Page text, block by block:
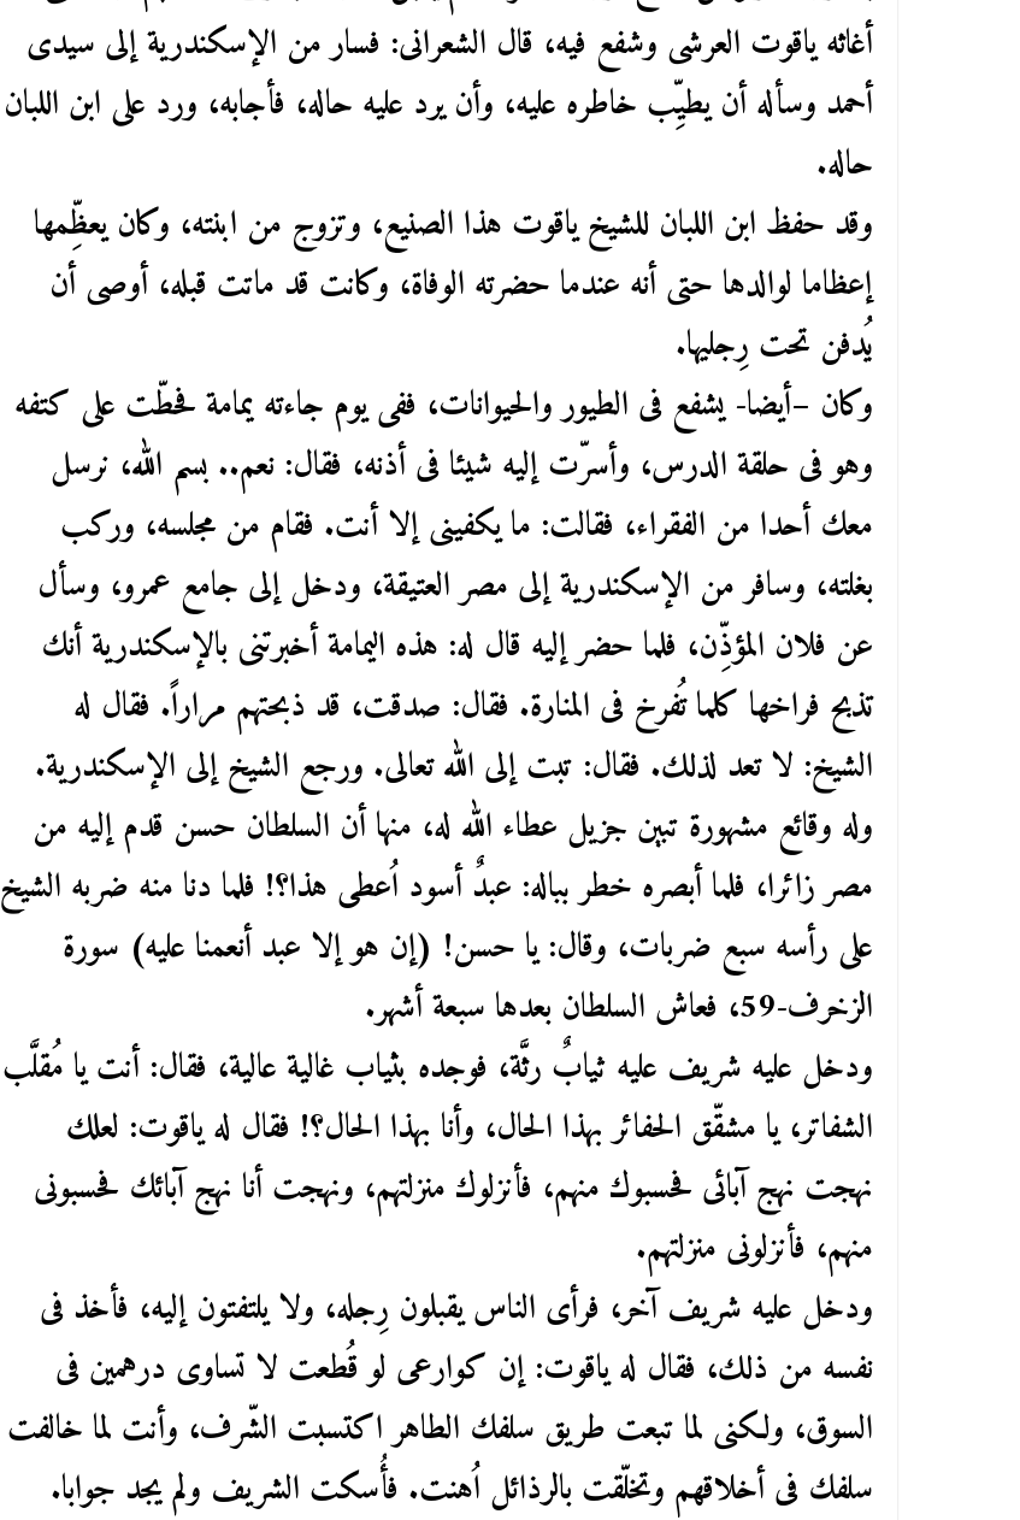
أغاثه ياقوت العرشى وشفع فيه، قال الشعرانى: فسار من الإسكندرية إلى سيدى
أحمد وسأله أن يطيِّب خاطره عليه، وأن يرد عليه حاله، فأجابه، ورد على ابن اللبان
حاله.
وقد حفظ ابن اللبان للشيخ ياقوت هذا الصنيع، وتزوج من ابنته، وكان يعظِّمها
إعظاما لوالدها حتى أنه عندما حضرته الوفاة، وكانت قد ماتت قبله، أوصى أن
يُدفن تحت رِجليها.
وكان –أيضا- يشفع فى الطيور والحيوانات، ففى يوم جاءته يمامة فحطّت على كتفه
وهو فى حلقة الدرس، وأسرّت إليه شيئا فى أذنه، فقال: نعم.. بسم الله، نرسل
معك أحدا من الفقراء، فقالت: ما يكفينى إلا أنت. فقام من مجلسه، وركب
بغلته، وسافر من الإسكندرية إلى مصر العتيقة، ودخل إلى جامع عمرو، وسأل
عن فلان المؤذِّن، فلما حضر إليه قال له: هذه اليمامة أخبرتنى بالإسكندرية أنك
تذبح فراخها كلما تُفرخ فى المنارة. فقال: صدقت، قد ذبحتهم مراراً. فقال له
الشيخ: لا تعد لذلك. فقال: تبت إلى الله تعالى. ورجع الشيخ إلى الإسكندرية.
وله وقائع مشهورة تبين جزيل عطاء الله له، منها أن السلطان حسن قدم إليه من
مصر زائرا، فلما أبصره خطر بباله: عبدٌ أسود اُعطى هذا؟! فلما دنا منه ضربه الشيخ
على رأسه سبع ضربات، وقال: يا حسن! (إن هو إلا عبد أنعمنا عليه) سورة
الزخرف-59، فعاش السلطان بعدها سبعة أشهر.
ودخل عليه شريف عليه ثيابٌ رثَّة، فوجده بثياب غالية عالية، فقال: أنت يا مُقلَّب
الشفاتر، يا مشقّق الحفائر بهذا الحال، وأنا بهذا الحال؟! فقال له ياقوت: لعلك
نهجت نهج آبائى فحسبوك منهم، فأنزلوك منزلتهم، ونهجت أنا نهج آبائك فحسبونى
منهم، فأنزلونى منزلتهم.
ودخل عليه شريف آخر، فرأى الناس يقبلون رِجله، ولا يلتفتون إليه، فأخذ فى
نفسه من ذلك، فقال له ياقوت: إن كوارعى لو قُطعت لا تساوى درهمين فى
السوق، ولكنى لما تبعت طريق سلفك الطاهر اكتسبت الشّرف، وأنت لما خالفت
سلفك فى أخلاقهم وتخلّقت بالرذائل اُهنت. فأُسكت الشريف ولم يجد جوابا.